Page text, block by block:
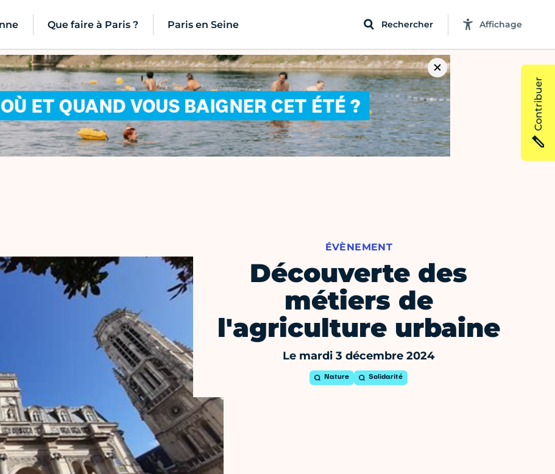
Que faire à Paris ? Paris en Seine Rechercher Affichage
ÉVÈNEMENT
Découverte des
métiers de
l'agriculture urbaine
Le mardi 3 décembre 2024
Nature Solidarité
Contribuer